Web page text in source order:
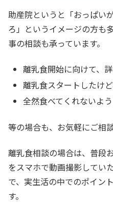
助産院というと「おっぱい
ろ」というイメージの方も
事の相談も承っています。
離乳食開始に向けて、
離乳食スタートしたけ
全然食べてくれないよ
等の場合も、お気軽にご相
離乳食相談の場合は、普段
をスマホで動画撮影してい
で、実生活の中でのポイン
す。